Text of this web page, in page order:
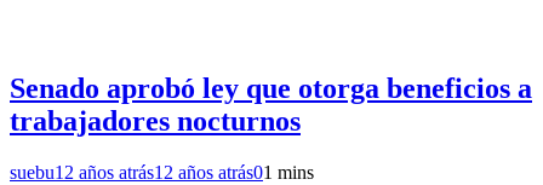
Senado aprobó ley que otorga beneficios a
trabajadores nocturnos
suebu12 años atrás12 años atrás01 mins